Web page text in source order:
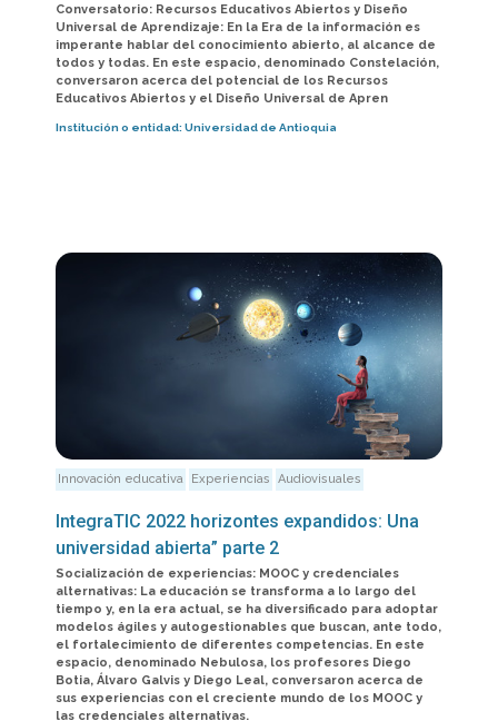
Conversatorio: Recursos Educativos Abiertos y Diseño
Universal de Aprendizaje: En la Era de la información es
imperante hablar del conocimiento abierto, al alcance de
todos y todas. En este espacio, denominado Constelación,
conversaron acerca del potencial de los Recursos
Educativos Abiertos y el Diseño Universal de Apren
Institución o entidad: Universidad de Antioquia
Innovación educativa Experiencias Audiovisuales
IntegraTIC 2022 horizontes expandidos: Una
universidad abierta” parte 2
Socialización de experiencias: MOOC y credenciales
alternativas: La educación se transforma a lo largo del
tiempo y, en la era actual, se ha diversificado para adoptar
modelos ágiles y autogestionables que buscan, ante todo,
el fortalecimiento de diferentes competencias. En este
espacio, denominado Nebulosa, los profesores Diego
Botia, Álvaro Galvis y Diego Leal, conversaron acerca de
sus experiencias con el creciente mundo de los MOOC y
las credenciales alternativas.